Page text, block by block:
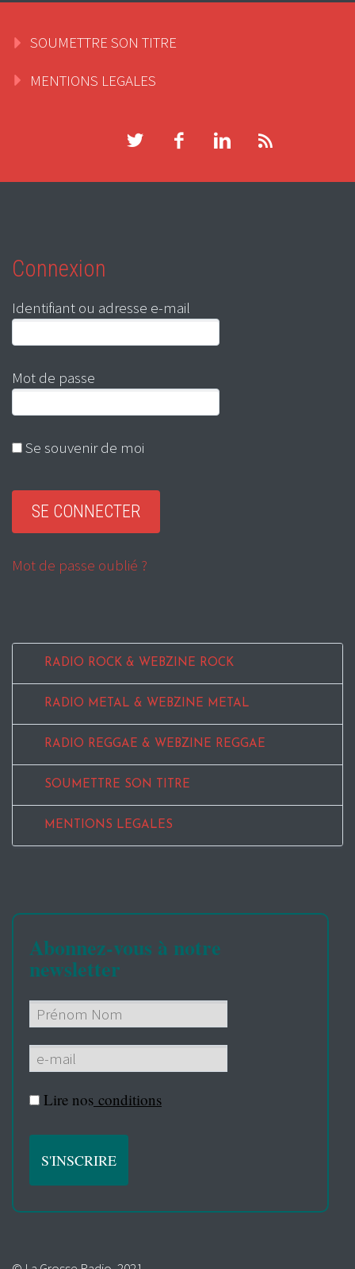
SOUMETTRE SON TITRE
MENTIONS LEGALES
Connexion
Identifiant ou adresse e-mail
Mot de passe
Se souvenir de moi
Mot de passe oublié ?
RADIO ROCK & WEBZINE ROCK
RADIO METAL & WEBZINE METAL
RADIO REGGAE & WEBZINE REGGAE
SOUMETTRE SON TITRE
MENTIONS LEGALES
Abonnez-vous à notre
newsletter
Lire nos conditions